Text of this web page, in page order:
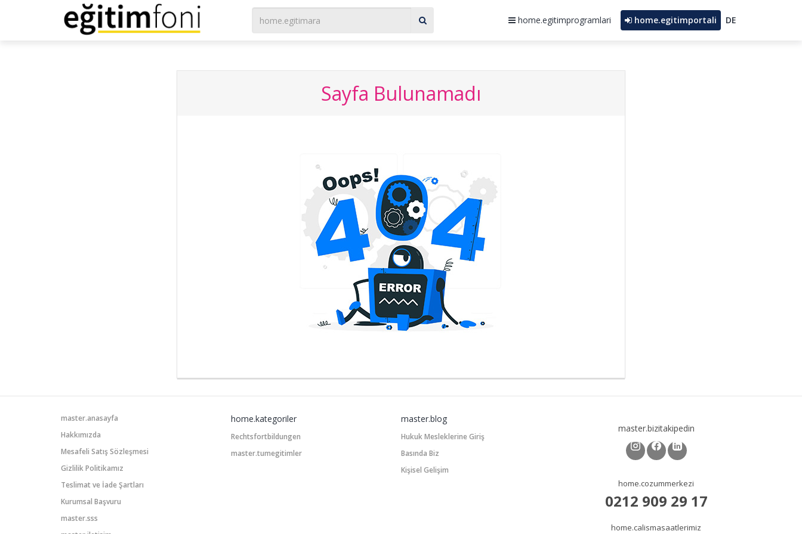
Sayfaya giderken hata oldu, alÄ±nan hata: Input string was not in a correct format.
home.egitimprogramlari home.egitimportali DE
Sayfa Bulunamadı
master.anasayfa
Hakkımızda
Mesafeli Satış Sözleşmesi
Gizlilik Politikamız
Teslimat ve İade Şartları
Kurumsal Başvuru
master.sss
home.kategoriler
Rechtsfortbildungen
master.tumegitimler
master.blog
Hukuk Mesleklerine Giriş
Basında Biz
Kişisel Gelişim
master.bizitakipedin
home.cozummerkezi
0212 909 29 17
home.calismasaatlerimiz